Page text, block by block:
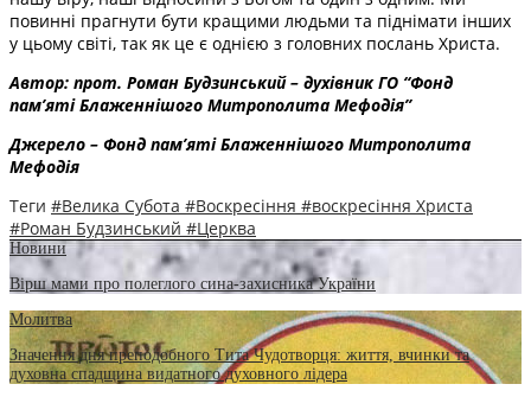
повинні прагнути бути кращими людьми та піднімати інших
у цьому світі, так як це є однією з головних послань Христа.
Автор: прот. Роман Будзинський – духівник ГО “Фонд
пам’яті Блаженнішого Митрополита Мефодія”
Джерело – Фонд пам’яті Блаженнішого Митрополита
Мефодія
Теги #Велика Субота #Воскресіння #воскресіння Христа
#Роман Будзинський #Церква
Новини
Вірш мами про полеглого сина-захисника України
Молитва
Значення дня преподобного Тита Чудотворця: життя, вчинки та
духовна спадщина видатного духовного лідера